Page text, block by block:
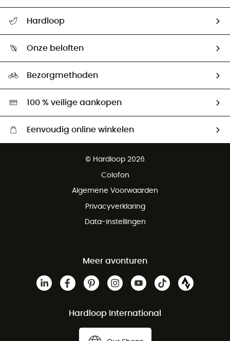
Retourzendingen & Terugbetalingen
Hardloop
Ambassadeurs
Onze beloften
Hardgreen
Bezorgmethoden
100 % veilige aankopen
Eenvoudig online winkelen
Gratis retourneren binnen 100 dagen
© Hardloop 2026
Colofon
Algemene Voorwaarden
Privacyverklaring
Data-instellingen
Meer avonturen
Hardloop International